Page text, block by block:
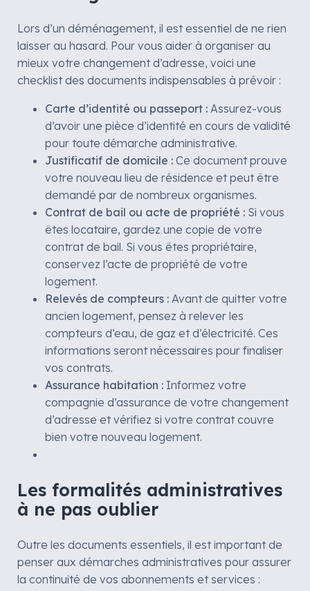
Lors d’un déménagement, il est essentiel de ne rien
laisser au hasard. Pour vous aider à organiser au
mieux votre changement d’adresse, voici une
checklist des documents indispensables à prévoir :
Carte d’identité ou passeport : Assurez-vous
d’avoir une pièce d’identité en cours de validité
pour toute démarche administrative.
Justificatif de domicile : Ce document prouve
votre nouveau lieu de résidence et peut être
demandé par de nombreux organismes.
Contrat de bail ou acte de propriété : Si vous
êtes locataire, gardez une copie de votre
contrat de bail. Si vous êtes propriétaire,
conservez l’acte de propriété de votre
logement.
Relevés de compteurs : Avant de quitter votre
ancien logement, pensez à relever les
compteurs d’eau, de gaz et d’électricité. Ces
informations seront nécessaires pour finaliser
vos contrats.
Assurance habitation : Informez votre
compagnie d’assurance de votre changement
d’adresse et vérifiez si votre contrat couvre
bien votre nouveau logement.
Les formalités administratives
à ne pas oublier
Outre les documents essentiels, il est important de
penser aux démarches administratives pour assurer
la continuité de vos abonnements et services :